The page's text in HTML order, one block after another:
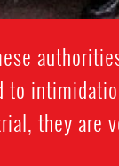
to
they are